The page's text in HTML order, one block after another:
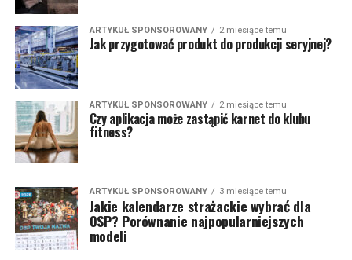
ARTYKUŁ SPONSOROWANY 2 miesiące temu
Jak przygotować produkt do produkcji seryjnej?
ARTYKUŁ SPONSOROWANY 2 miesiące temu
Czy aplikacja może zastąpić karnet do klubu
fitness?
ARTYKUŁ SPONSOROWANY 3 miesiące temu
Jakie kalendarze strażackie wybrać dla
OSP? Porównanie najpopularniejszych
modeli